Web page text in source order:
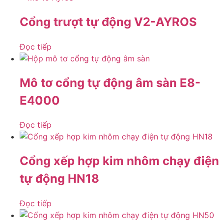
Cổng trượt tự động V2-AYROS
Đọc tiếp
Mô tơ cổng tự động âm sàn E8-
E4000
Đọc tiếp
Cổng xếp hợp kim nhôm chạy điện
tự động HN18
Đọc tiếp